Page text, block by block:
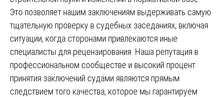
Это позволяет нашим заключениям выдерживать самую
тщательную проверку в судебных заседаниях, включая
ситуации, когда сторонами привлекаются иные
специалисты для рецензирования. Наша репутация в
профессиональном сообществе и высокий процент
принятия заключений судами являются прямым
следствием того качества, которое мы гарантируем